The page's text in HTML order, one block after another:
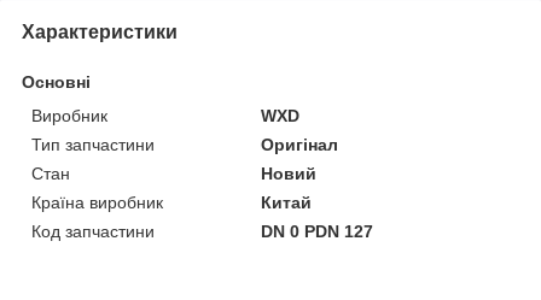
Характеристики
Основні
Виробник
WXD
Тип запчастини
Оригінал
Стан
Новий
Країна виробник
Китай
Код запчастини
DN 0 PDN 127